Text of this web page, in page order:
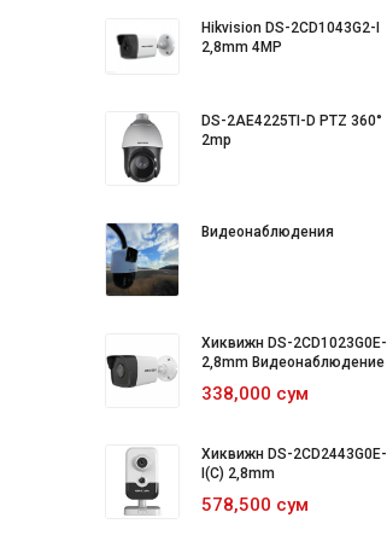
Hikvision DS-2CD1043G2-I
2,8mm 4MP
DS-2AE4225TI-D PTZ 360°
2mp
Видеонаблюдения
Хиквижн DS-2CD1023G0E-I
2,8mm Видеонаблюдение
338,000 сум
Хиквижн DS-2CD2443G0E-
I(C) 2,8mm
578,500 сум